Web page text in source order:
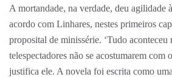
A mortandade, na verdade, deu agilidade
acordo com Linhares, nestes primeiros
proposital de minissérie. ‘Tudo
telespectadores não se acostumarem com
justifica ele. A novela foi escrita como